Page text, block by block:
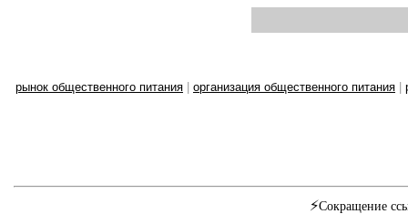
рынок общественного питания организация общественного питания
⚡Сокращение